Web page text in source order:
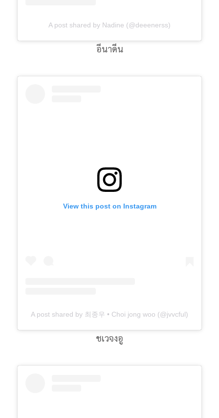
A post shared by Nadine (@deeenerss)
อีนาดีน
View this post on Instagram
A post shared by 최종우 • Choi jong woo (@jvvcful)
ชเวจงอู